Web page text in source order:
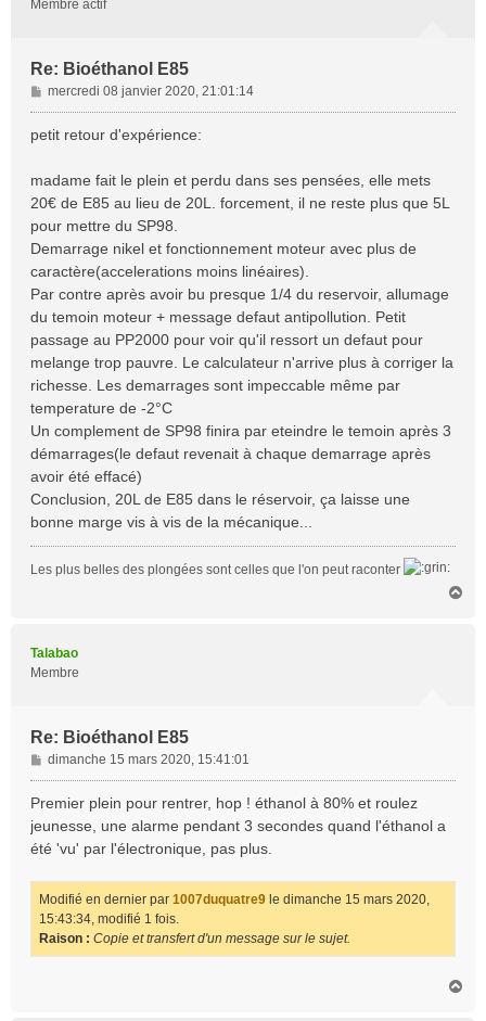
Membre actif
Re: Bioéthanol E85
M
e
s
g
e
mercredi 08 janvier 2020, 21:01:14
petit retour d'expérience:
madame fait le plein et perdu dans ses pensées, elle mets
20€ de E85 au lieu de 20L. forcement, il ne reste plus que 5L
pour mettre du SP98.
Demarrage nikel et fonctionnement moteur avec plus de
caractère(accelerations moins linéaires).
Par contre après avoir bu presque 1/4 du reservoir, allumage
du temoin moteur + message defaut antipollution. Petit
passage au PP2000 pour voir qu'il ressort un defaut pour
melange trop pauvre. Le calculateur n'arrive plus à corriger la
richesse. Les demarrages sont impeccable même par
temperature de -2°C
Un complement de SP98 finira par eteindre le temoin après 3
démarrages(le defaut revenait à chaque demarrage après
avoir été effacé)
Conclusion, 20L de E85 dans le réservoir, ça laisse une
bonne marge vis à vis de la mécanique...
Les plus belles des plongées sont celles que l'on peut raconter
Talabao
Membre
Re: Bioéthanol E85
M
e
s
g
dimanche 15 mars 2020, 15:41:01
Premier plein pour rentrer, hop ! éthanol à 80% et roulez
jeunesse, une alarme pendant 3 secondes quand l'éthanol a
été 'vu' par l'électronique, pas plus.
Modifié en dernier par 1007duquatre9 le dimanche 15 mars 2020,
15:43:34, modifié 1 fois.
Raison : Copie et transfert d'un message sur le sujet.